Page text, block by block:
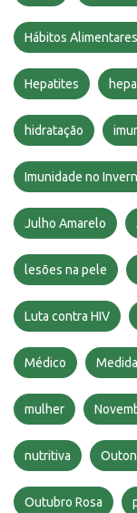
Hábitos
Hepatites
hidratação
Imunidade no
Julho Amarelo
lesões na pele
Luta contra HIV
Médico
mulher
nutritiva
Outubro Rosa